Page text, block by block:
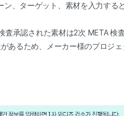
、ターゲット、素材を入力する
査承認された素材は2次 META
あるため、メーカー様のプロジ